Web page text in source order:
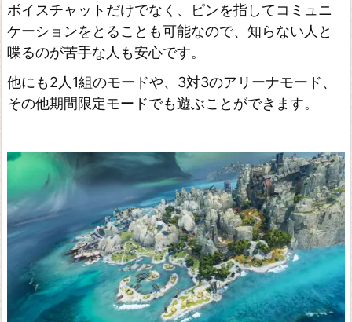
s
フ
ァ
ー
6
S
R
A
N
ボイスチャットだけでなく、ピンを指してコミュニ
ケーションをとることも可能なので、知らない人と
喋るのが苦手な人も安心です。
他にも2人1組のモードや、3対3のアリーナモード、
その他期間限定モードでも遊ぶことができます。